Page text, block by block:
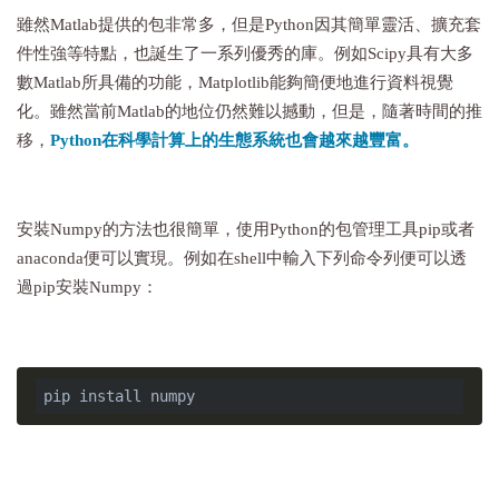
雖然Matlab提供的包非常多，但是Python因其簡單靈活、擴充套
件性強等特點，也誕生了一系列優秀的庫。例如Scipy具有大多
數Matlab所具備的功能，Matplotlib能夠簡便地進行資料視覺
化。雖然當前Matlab的地位仍然難以撼動，但是，隨著時間的推
移， Python在科學計算上的生態系統也會越來越豐富。
安裝Numpy的方法也很簡單，使用Python的包管理工具pip或者
anaconda便可以實現。例如在shell中輸入下列命令列便可以透
過pip安裝Numpy：